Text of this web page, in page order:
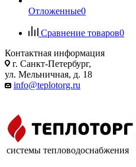
Отложенные0
Сравнение товаров0
Контактная информация
г. Санкт-Петербург,
ул. Мельничная, д. 18
info@teplotorg.ru
системы тепловодоснабжения